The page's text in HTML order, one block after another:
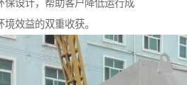
保设计，帮助客户降低运行成
效益的双重收获。